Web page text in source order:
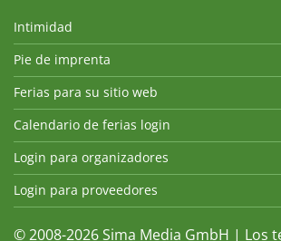
Intimidad
Pie de imprenta
Ferias para su sitio web
Calendario de ferias login
Login para organizadores
Login para proveedores
© 2008-2026 Sima Media GmbH | Los